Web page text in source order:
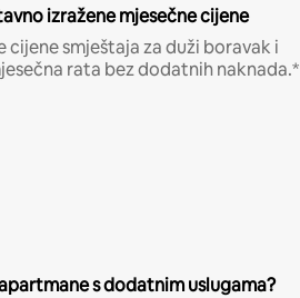
izražene mjesečne cijene
cijene smještaja za duži boravak i
rata bez dodatnih naknada.*
s dodatnim uslugama?